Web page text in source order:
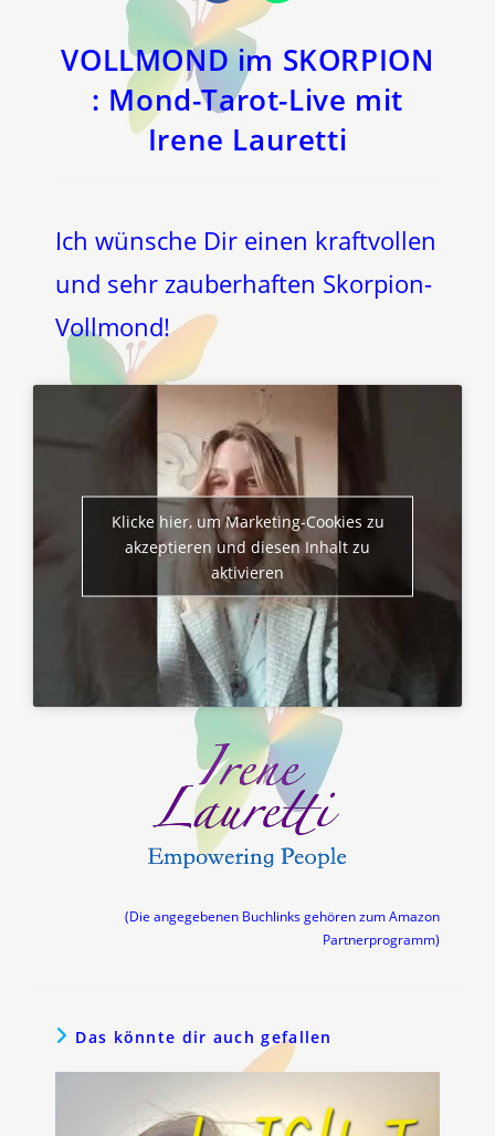
einem
neuen
Fenster Fenster
VOLLMOND im SKORPION
: Mond-Tarot-Live mit
Irene Lauretti
Ich wünsche Dir einen kraftvollen
und sehr zauberhaften Skorpion-
Vollmond!
Klicke hier, um Marketing-Cookies zu
akzeptieren und diesen Inhalt zu
aktivieren
(Die angegebenen Buchlinks gehören zum Amazon
Partnerprogramm)
Das könnte dir auch gefallen